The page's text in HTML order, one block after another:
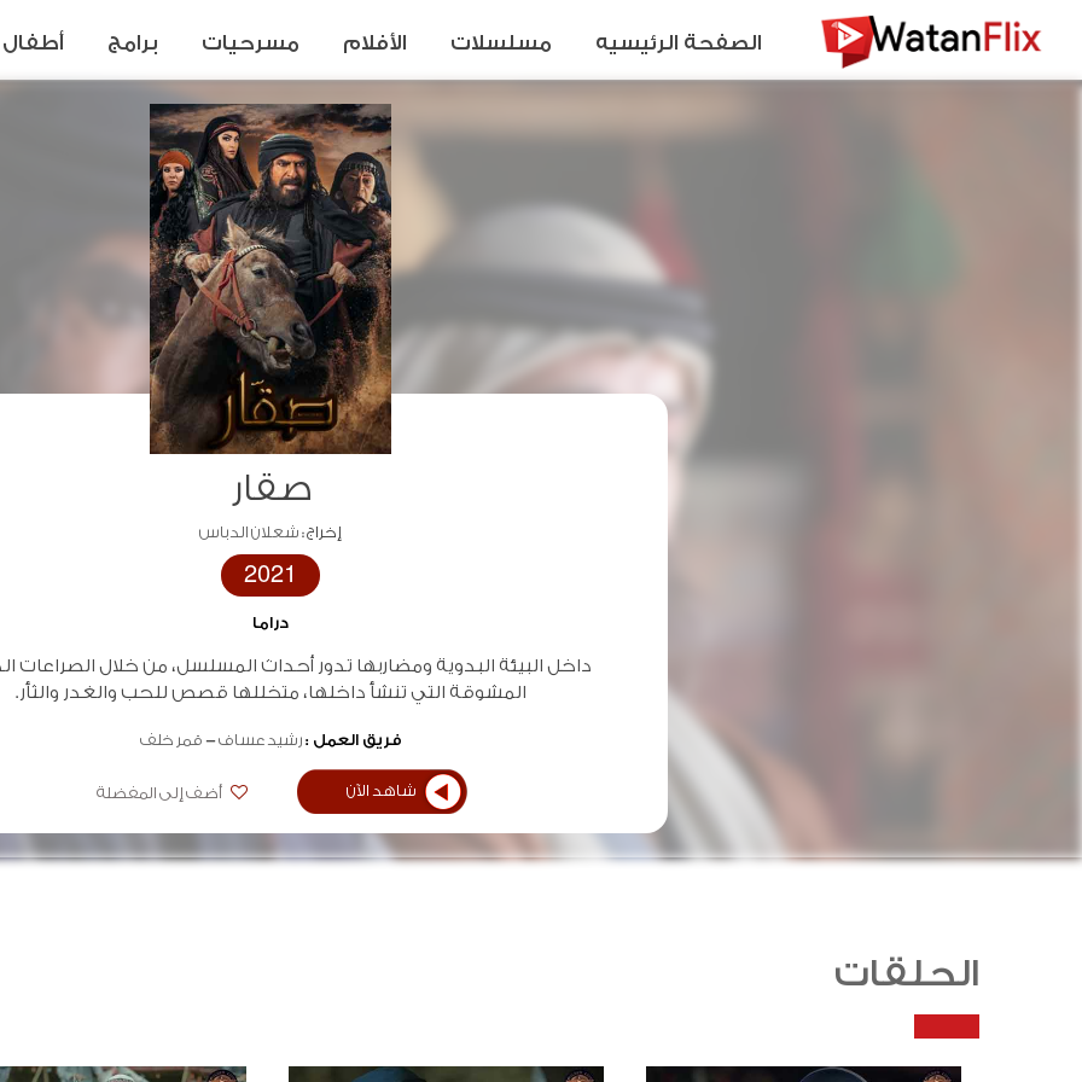
صقار
إخراج :شعلان الدباس
2021
دراما
داخل البيئة البدوية ومضاربها تدور أحداث المسلسل، من خلال الصراعات
المشوقة التي تنشأ داخلها، متخللها قصص للحب والغدر والثأر.
فريق العمل :رشيد عساف قمر خلف
شاهد الآن أضف إلى المفضلة
الحلقات
الصفحة الرئيسيه مسلسلات الأفلام مسرحيات برامج أطفال